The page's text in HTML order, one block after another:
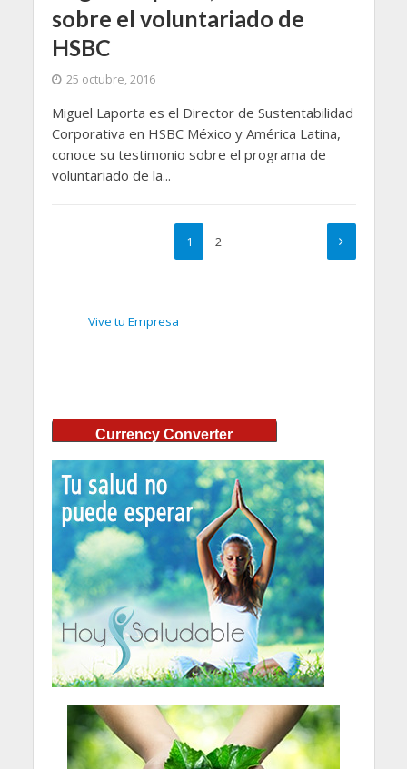
sobre el voluntariado de
HSBC
25 octubre, 2016
Miguel Laporta es el Director de Sustentabilidad
Corporativa en HSBC México y América Latina,
conoce su testimonio sobre el programa de
voluntariado de la...
1 2
Vive tu Empresa
Currency Converter